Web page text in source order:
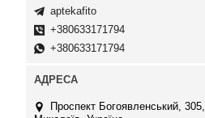
aptekafito
+380633171794
+380633171794
Проспект Богоявленський, 305,